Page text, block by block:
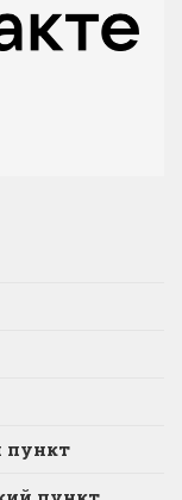
пункт